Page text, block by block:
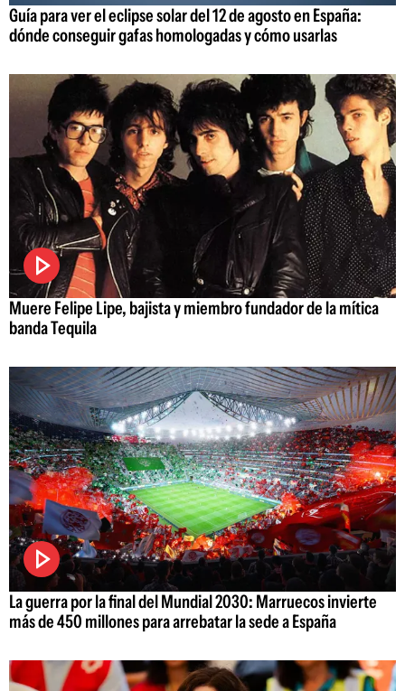
Guía para ver el eclipse solar del 12 de agosto en España:
dónde conseguir gafas homologadas y cómo usarlas
Muere Felipe Lipe, bajista y miembro fundador de la mítica
banda Tequila
La guerra por la final del Mundial 2030: Marruecos invierte
más de 450 millones para arrebatar la sede a España